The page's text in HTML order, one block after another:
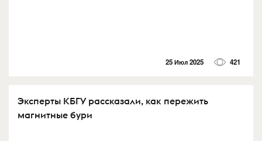
25 Июл 2025 421
Эксперты КБГУ рассказали, как пережить
магнитные бури